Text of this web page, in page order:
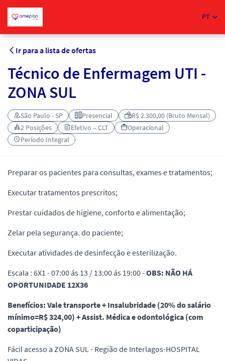
PT
Ir para a lista de ofertas
Técnico de Enfermagem UTI -
ZONA SUL
São Paulo - SP Presencial
R$ 2.300,00 (Bruto Mensal)
2 Posições
Efetivo – CLT
Operacional
Período Integral
Preparar os pacientes para consultas, exames e tratamentos;
Executar tratamentos prescritos;
Prestar cuidados de higiene, conforto e alimentação;
Zelar pela segurança. do paciente;
Executar atividades de desinfecção e esterilização.
Escala : 6X1 - 07:00 ás 13 / 13:00 ás 19:00 -OBS: NÃO HÁ
OPORTUNIDADE 12X36
Benefícios: Vale transporte + Insalubridade (20% do salário
mínimo=R$ 324,00) + Assist. Médica e odontológica (com
coparticipação)
Fácil acesso a ZONA SUL - Região de Interlagos-HOSPITAL